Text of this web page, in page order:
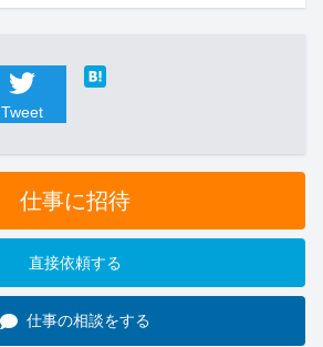
Tweet
仕事に招待
直接依頼する
仕事の相談をする